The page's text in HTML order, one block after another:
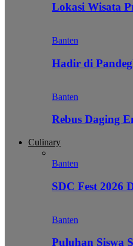
Lokasi Wisata
Banten
Hadir di
Banten
Rebus Daging
Culinary
Banten
SDC Fest 2026
Banten
Puluhan Siswa